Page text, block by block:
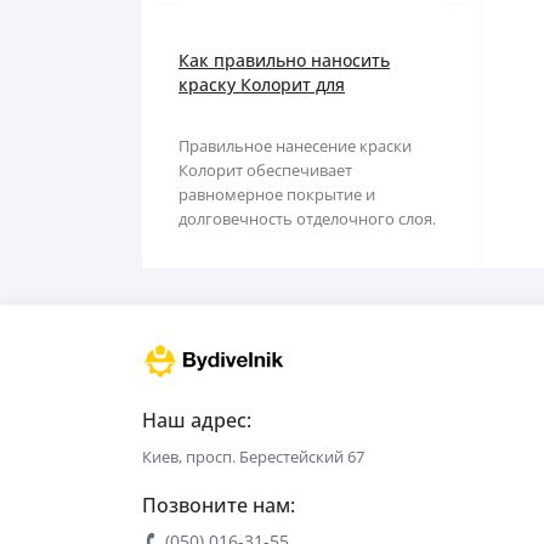
Полипропиленовый мешок
Сетка абразивная
Строительный скотч
Губки для шлифования
Кельма
Коронки
Метла
Как правильно наносить
краску Колорит для
Правильное нанесение краски
Колорит обеспечивает
равномерное покрытие и
долговечность отделочного слоя.
Наш адрес:
Киев, просп. Берестейский 67
Позвоните нам: